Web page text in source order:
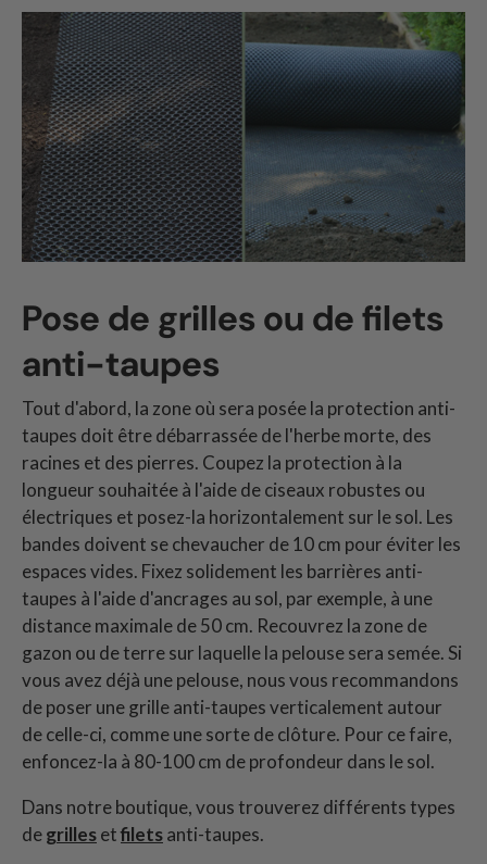
Pose de grilles ou de filets
anti-taupes
Tout d'abord, la zone où sera posée la protection anti-
taupes doit être débarrassée de l'herbe morte, des
racines et des pierres. Coupez la protection à la
longueur souhaitée à l'aide de ciseaux robustes ou
électriques et posez-la horizontalement sur le sol. Les
bandes doivent se chevaucher de 10 cm pour éviter les
espaces vides. Fixez solidement les barrières anti-
taupes à l'aide d'ancrages au sol, par exemple, à une
distance maximale de 50 cm. Recouvrez la zone de
gazon ou de terre sur laquelle la pelouse sera semée. Si
vous avez déjà une pelouse, nous vous recommandons
de poser une grille anti-taupes verticalement autour
de celle-ci, comme une sorte de clôture. Pour ce faire,
enfoncez-la à 80-100 cm de profondeur dans le sol.
Dans notre boutique, vous trouverez différents types
degrillesetfiletsanti-taupes.